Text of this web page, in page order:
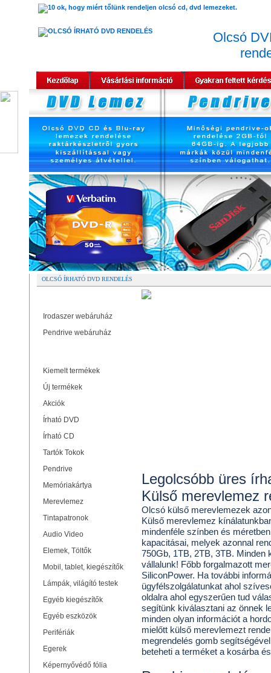
Olcsó
OLCSÓ ÍRHATÓ DVD RENDELÉS
Irodaszer webáruház
Pendrive webáruház
Kiemelt termékek
Új termékek
Akciók
Írható DVD
Írható CD
Tartók Tokok
Pendrive
Memóriakártya
Merevlemez
Tintapatronok
Audio Video
Elemek, Töltők
Mobil, tablet, kiegészítők
Lámpák, világító testek
Egyéb kiegészítők
Egyéb eszközök
Perifériák
Egerek
Képernyővédő fólia
Legolcsóbb üres
Külső merevlemez
Olcsó külső merevlemezek
Külső merevlemez
mindenféle színben és
kapacitásai, melyek azonnal
750Gb, 1TB, 2TB, 3TB.
vállalunk! Főbb forgalmazott
SiliconPower. Ha további
ügyfélszolgálatunkat ahol
oldalra ahol egyszerűen tud
segítünk kiválasztani az önnek
minden olyan információt a
mielőtt külső merevlemezt
megrendelés gomb
beteheti a terméket a kosárba